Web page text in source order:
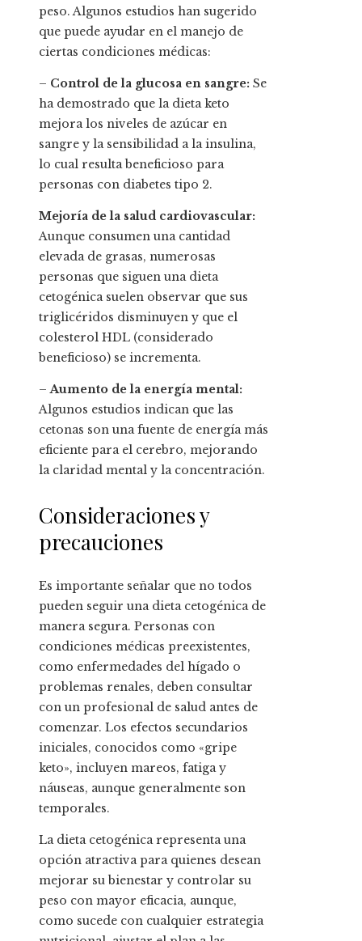
peso. Algunos estudios han sugerido
que puede ayudar en el manejo de
ciertas condiciones médicas:
– Control de la glucosa en sangre: Se
ha demostrado que la dieta keto
mejora los niveles de azúcar en
sangre y la sensibilidad a la insulina,
lo cual resulta beneficioso para
personas con diabetes tipo 2.
Mejoría de la salud cardiovascular:
Aunque consumen una cantidad
elevada de grasas, numerosas
personas que siguen una dieta
cetogénica suelen observar que sus
triglicéridos disminuyen y que el
colesterol HDL (considerado
beneficioso) se incrementa.
–Aumento de la energía mental:
Algunos estudios indican que las
cetonas son una fuente de energía más
eficiente para el cerebro, mejorando
la claridad mental y la concentración.
Consideraciones y
precauciones
Es importante señalar que no todos
pueden seguir una dieta cetogénica de
manera segura. Personas con
condiciones médicas preexistentes,
como enfermedades del hígado o
problemas renales, deben consultar
con un profesional de salud antes de
comenzar. Los efectos secundarios
iniciales, conocidos como «gripe
keto», incluyen mareos, fatiga y
náuseas, aunque generalmente son
temporales.
La dieta cetogénica representa una
opción atractiva para quienes desean
mejorar su bienestar y controlar su
peso con mayor eficacia, aunque,
como sucede con cualquier estrategia